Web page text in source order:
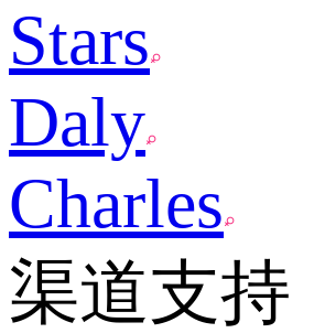
Stars
Daly
Charles
渠道支持